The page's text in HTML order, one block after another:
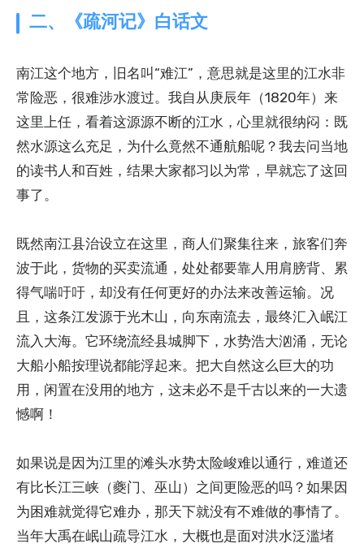
二、《疏河记》白话文
南江这个地方，旧名叫“难江”，意思就是这里的江水非
常险恶，很难涉水渡过。我自从庚辰年（1820年）来
这里上任，看着这源源不断的江水，心里就很纳闷：既
然水源这么充足，为什么竟然不通航船呢？我去问当地
的读书人和百姓，结果大家都习以为常，早就忘了这回
事了。
既然南江县治设立在这里，商人们聚集往来，旅客们奔
波于此，货物的买卖流通，处处都要靠人用肩膀背、累
得气喘吁吁，却没有任何更好的办法来改善运输。况
且，这条江发源于光木山，向东南流去，最终汇入岷江
流入大海。它环绕流经县城脚下，水势浩大汹涌，无论
大船小船按理说都能浮起来。把大自然这么巨大的功
用，闲置在没用的地方，这未必不是千古以来的一大遗
憾啊！
如果说是因为江里的滩头水势太险峻难以通行，难道还
有比长江三峡（夔门、巫山）之间更险恶的吗？如果因
为困难就觉得它难办，那天下就没有不难做的事情了。
当年大禹在岷山疏导江水，大概也是面对洪水泛滥堵